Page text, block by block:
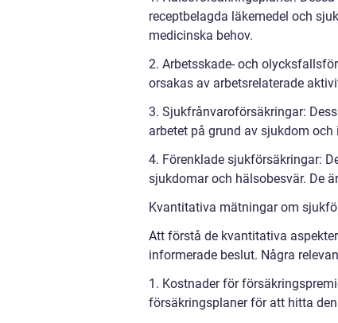
receptbelagda läkemedel och
medicinska behov.
2. Arbetsskade- och
orsakas av arbetsrelaterade
3. Sjukfrånvaroförsäkringar:
arbetet på grund av sjukdom och
4. Förenklade sjukförsäkringar:
sjukdomar och hälsobesvär. De
Kvantitativa mätningar om
Att förstå de kvantitativa
informerade beslut. Några
1. Kostnader för
försäkringsplaner för att hitta